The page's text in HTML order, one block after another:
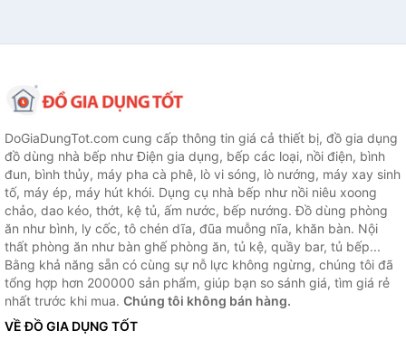
DoGiaDungTot.com cung cấp thông tin giá cả thiết bị, đồ gia dụng
đồ dùng nhà bếp như Điện gia dụng, bếp các loại, nồi điện, bình
đun, bình thủy, máy pha cà phê, lò vi sóng, lò nướng, máy xay sinh
tố, máy ép, máy hút khói. Dụng cụ nhà bếp như nồi niêu xoong
chảo, dao kéo, thớt, kệ tủ, ấm nước, bếp nướng. Đồ dùng phòng
ăn như bình, ly cốc, tô chén dĩa, đũa muỗng nĩa, khăn bàn. Nội
thất phòng ăn như bàn ghế phòng ăn, tủ kệ, quầy bar, tủ bếp...
Bằng khả năng sẵn có cùng sự nỗ lực không ngừng, chúng tôi đã
tổng hợp hơn 200000 sản phẩm, giúp bạn so sánh giá, tìm giá rẻ
nhất trước khi mua. Chúng tôi không bán hàng.
VỀ ĐỒ GIA DỤNG TỐT